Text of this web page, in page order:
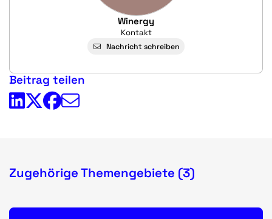
Winergy
Kontakt
Nachricht schreiben
Beitrag teilen
Zugehörige Themengebiete (3)